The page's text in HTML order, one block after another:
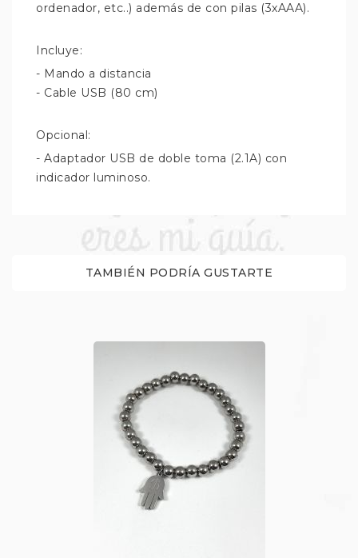
ordenador, etc..) además de con pilas (3xAAA).
Incluye:
- Mando a distancia
- Cable USB (80 cm)
Opcional:
- Adaptador USB de doble toma (2.1A) con
indicador luminoso.
TAMBIÉN PODRÍA GUSTARTE